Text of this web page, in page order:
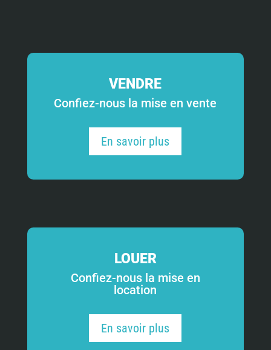
VENDRE
Confiez-nous la mise en vente
En savoir plus
LOUER
Confiez-nous la mise en
location
En savoir plus